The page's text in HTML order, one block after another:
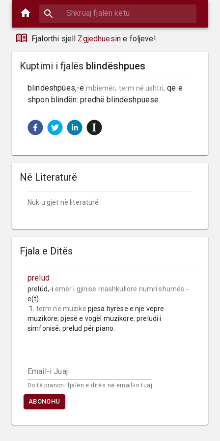
Fjalorthi sjell Zgjedhuesin e foljeve!
Kuptimi i fjalës blindëshpues
blindëshpúes,-e mbiemër; term në ushtri; që e
shpon blindën: predhë blindëshpuese.
Në Literaturë
Nuk u gjet në literaturë
Fjala e Ditës
prelud
prelúd,-i emër i gjinisë mashkullore numri shumës -
e(t)
1. term në muzikë pjesa hyrëse e një vepre
muzikore; pjesë e vogël muzikore: preludi i
simfonisë; prelud për piano.
Email-i Juaj
Do të pranoni fjalën e ditës në email-in tuaj
ABONOHU